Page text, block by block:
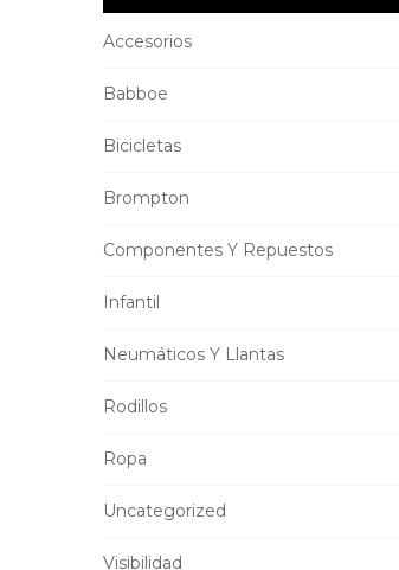
Accesorios
Babboe
Bicicletas
Brompton
Componentes Y Repuestos
Infantil
Neumáticos Y Llantas
Rodillos
Ropa
Uncategorized
Visibilidad